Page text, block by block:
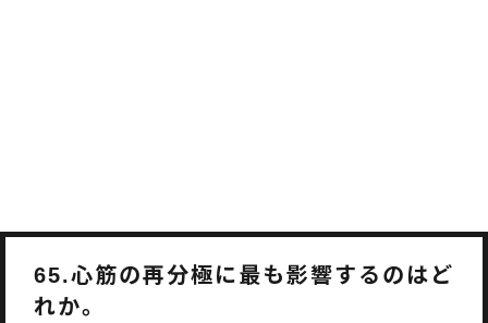
65.心筋の再分極に最も影響するのはど
れか。